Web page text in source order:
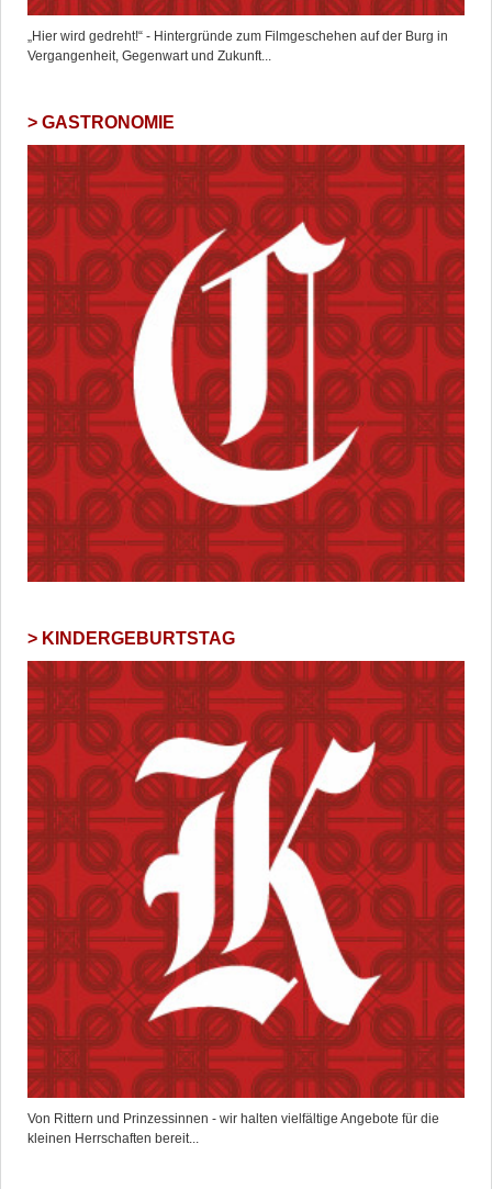
„Hier wird gedreht!“ - Hintergründe zum Filmgeschehen auf der Burg in
Vergangenheit, Gegenwart und Zukunft...
GASTRONOMIE
KINDERGEBURTSTAG
Von Rittern und Prinzessinnen - wir halten vielfältige Angebote für die
kleinen Herrschaften bereit...